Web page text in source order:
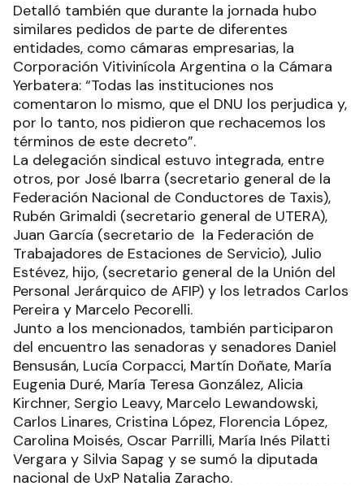
Detalló también que durante la jornada hubo
similares pedidos de parte de diferentes
entidades, como cámaras empresarias, la
Corporación Vitivinícola Argentina o la Cámara
Yerbatera: “Todas las instituciones nos
comentaron lo mismo, que el DNU los perjudica y,
por lo tanto, nos pidieron que rechacemos los
términos de este decreto”.
La delegación sindical estuvo integrada, entre
otros, por José Ibarra (secretario general de la
Federación Nacional de Conductores de Taxis),
Rubén Grimaldi (secretario general de UTERA),
Juan García (secretario de la Federación de
Trabajadores de Estaciones de Servicio), Julio
Estévez, hijo, (secretario general de la Unión del
Personal Jerárquico de AFIP) y los letrados Carlos
Pereira y Marcelo Pecorelli.
Junto a los mencionados, también participaron
del encuentro las senadoras y senadores Daniel
Bensusán, Lucía Corpacci, Martín Doñate, María
Eugenia Duré, María Teresa González, Alicia
Kirchner, Sergio Leavy, Marcelo Lewandowski,
Carlos Linares, Cristina López, Florencia López,
Carolina Moisés, Oscar Parrilli, María Inés Pilatti
Vergara y Silvia Sapag y se sumó la diputada
nacional de UxP Natalia Zaracho.